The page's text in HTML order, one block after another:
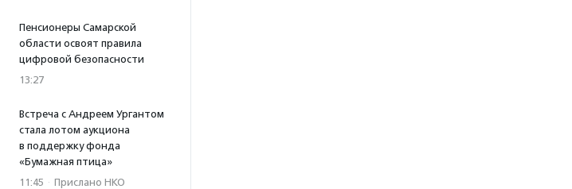
Пенсионеры Самарской
области освоят правила
цифровой безопасности
13:27
Встреча с Андреем Ургантом
стала лотом аукциона
в поддержку фонда
«Бумажная птица»
11:45 · Прислано НКО